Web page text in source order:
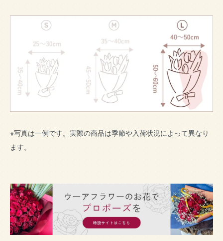
※写真は一例です。実際の商品は季節や入荷状況によって異なり
ます。